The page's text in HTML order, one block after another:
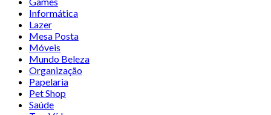
Informática
Lazer
Mesa Posta
Móveis
Mundo Beleza
Organização
Papelaria
Pet Shop
Saúde